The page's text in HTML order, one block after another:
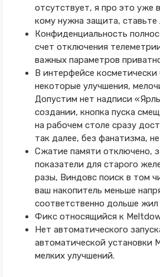
отсутствует, я про это уже
кому нужна защита,
Конфиденциальность
счет отключения
важных параметров
В интерфейсе
некоторые улучшения,
Допустим нет надписи
создании, кнопка пуска
на рабочем столе сразу
так далее, без фанатизма,
Сжатие памяти отключено,
показатели для старого
разы, Виндовс поиск в том
ваш накопитель меньше
соответственно дольше жил
Фикс относящийся к
Нет автоматического
автоматической установки
мелких улучшений.